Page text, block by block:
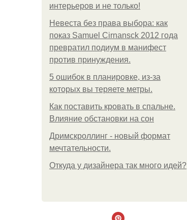
интерьеров и не только!
Невеста без права выбора: как
показ Samuel Cirnansck 2012 года
превратил подиум в манифест
против принуждения.
5 ошибок в планировке, из-за
которых вы теряете метры.
Как поставить кровать в спальне.
Влияние обстановки на сон
Дримскроллинг - новый формат
мечтательности.
Откуда у дизайнера так много идей?